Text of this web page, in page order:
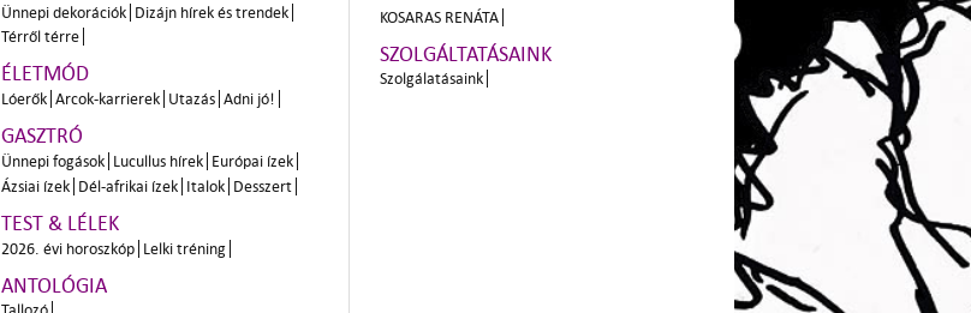
Ünnepi dekorációk Dizájn hírek és trendek
Térről térre
ÉLETMÓD
Lóerők Arcok-karrierek Utazás Adni jó!
GASZTRÓ
Ünnepi fogások Lucullus hírek Európai ízek
Ázsiai ízek Dél-afrikai ízek Italok Desszert
TEST & LÉLEK
2026. évi horoszkóp Lelki tréning
ANTOLÓGIA
KOSARAS RENÁTA
SZOLGÁLTATÁSAINK
Szolgálatásaink